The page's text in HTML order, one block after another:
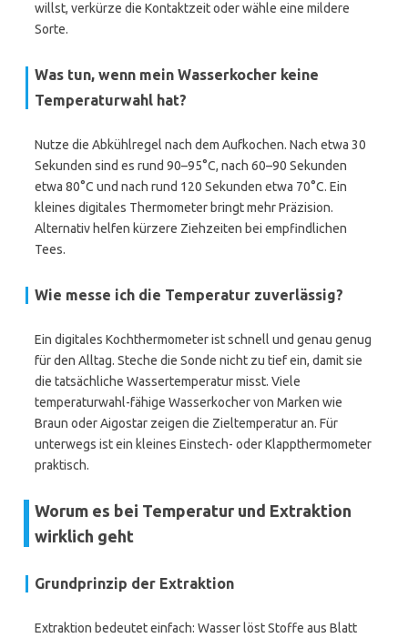
willst, verkürze die Kontaktzeit oder wähle eine mildere
Sorte.
Was tun, wenn mein Wasserkocher keine
Temperaturwahl hat?
Nutze die Abkühlregel nach dem Aufkochen. Nach etwa 30
Sekunden sind es rund 90–95°C, nach 60–90 Sekunden
etwa 80°C und nach rund 120 Sekunden etwa 70°C. Ein
kleines digitales Thermometer bringt mehr Präzision.
Alternativ helfen kürzere Ziehzeiten bei empfindlichen
Tees.
Wie messe ich die Temperatur zuverlässig?
Ein digitales Kochthermometer ist schnell und genau genug
für den Alltag. Steche die Sonde nicht zu tief ein, damit sie
die tatsächliche Wassertemperatur misst. Viele
temperaturwahl-fähige Wasserkocher von Marken wie
Braun oder Aigostar zeigen die Zieltemperatur an. Für
unterwegs ist ein kleines Einstech- oder Klappthermometer
praktisch.
Worum es bei Temperatur und Extraktion
wirklich geht
Grundprinzip der Extraktion
Extraktion bedeutet einfach: Wasser löst Stoffe aus Blatt